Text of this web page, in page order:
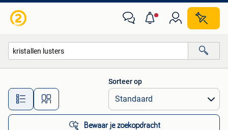
Alle afstanden…
Sorteer op
Bewaar je zoekopdracht